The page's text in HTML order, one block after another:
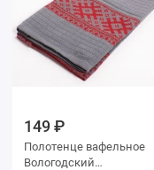
149 ₽
Полотенце вафельное
Вологодский